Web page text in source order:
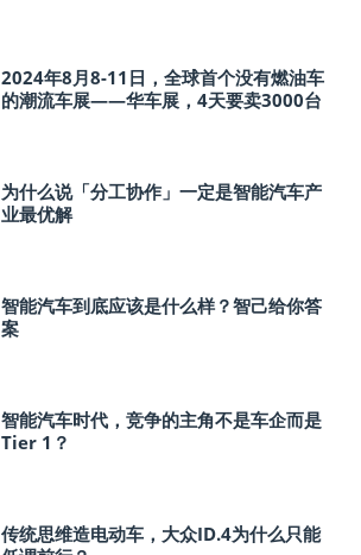
2024年8月8-11日，全球首个没有燃油车
的潮流车展——华车展，4天要卖3000台
为什么说「分工协作」一定是智能汽车产
业最优解
智能汽车到底应该是什么样？智己给你答
案
智能汽车时代，竞争的主角不是车企而是
Tier 1？
传统思维造电动车，大众ID.4为什么只能